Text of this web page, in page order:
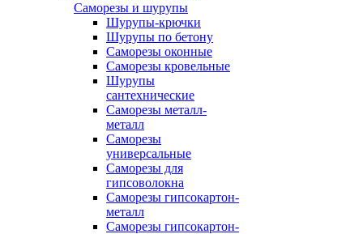
Саморезы и шурупы
Шурупы-крючки
Шурупы по бетону
Саморезы оконные
Саморезы кровельные
Шурупы
сантехнические
Саморезы металл-
металл
Саморезы
универсальные
Саморезы для
гипсоволокна
Саморезы гипсокартон-
металл
Саморезы гипсокартон-